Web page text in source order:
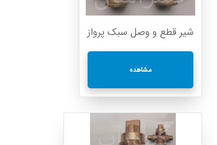
شیر قطع و وصل سبک پرواز
مشاهده